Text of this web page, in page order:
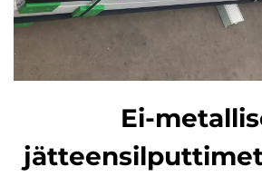
Ei-